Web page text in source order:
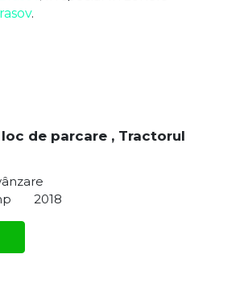
.
de parcare , Tractorul
2018